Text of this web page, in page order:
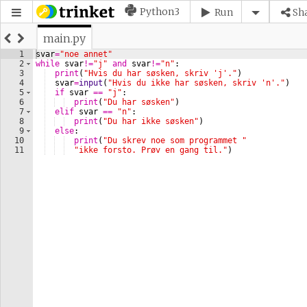
Python3 Run
main.py
1
2
3
4
5
6
7
8
9
10
11
svar="noe annet"
while svar !="j" and svar !="n" :
print ( "Hvis du har søsken, skriv 'j'." )
svar=input ( "Hvis du ikke har søsken, skriv 'n'." )
if svar == "j" :
print ( "Du har søsken" )
elif svar == "n" :
print ( "Du har ikke søsken" )
else:
print ( "Du skrev noe som programmet "
"ikke forsto. Prøv en gang til." )